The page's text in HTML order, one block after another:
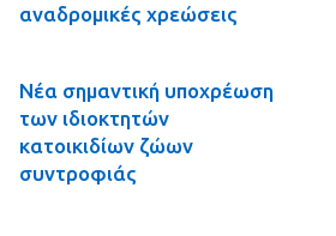
αναδρομικές χρεώσεις
Νέα σημαντική υποχρέωση
των ιδιοκτητών
κατοικιδίων ζώων
συντροφιάς